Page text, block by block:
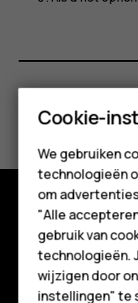
Feature
HMD
Voor
Tablets
Was deze
Ja Nee
Shop
Over ons
Planet and people
Cookie-
We gebruiken
technologieën
om
"Alle
gebruik van
technologieën.
wijzigen door
instellingen" te